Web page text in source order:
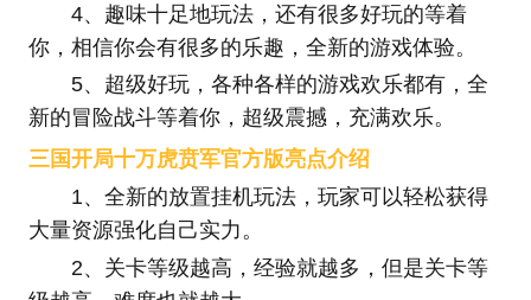
4、趣味十足地玩法，还有很多好玩的等着
你，相信你会有很多的乐趣，全新的游戏体验。
5、超级好玩，各种各样的游戏欢乐都有，全
新的冒险战斗等着你，超级震撼，充满欢乐。
三国开局十万虎贲军官方版亮点介绍
1、全新的放置挂机玩法，玩家可以轻松获得
大量资源强化自己实力。
2、关卡等级越高，经验就越多，但是关卡等